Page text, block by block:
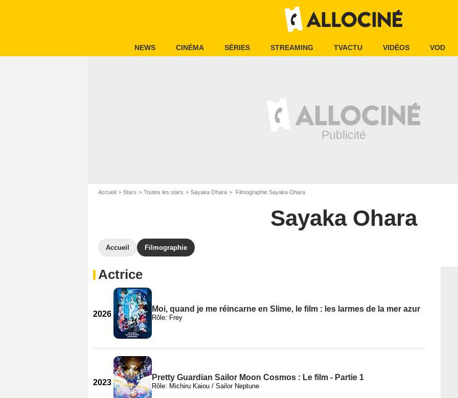
NEWS CINÉMA SÉRIES STREAMING TVACTU VIDÉOS VOD
Accueil Stars Toutes les stars Sayaka Ohara Filmographie Sayaka Ohara
Sayaka Ohara
Accueil Filmographie
Actrice
2026
Moi, quand je me réincarne en Slime, le film : les larmes de la mer azur
Rôle: Frey
2023
Pretty Guardian Sailor Moon Cosmos : Le film - Partie 1
Rôle: Michiru Kaiou / Sailor Neptune